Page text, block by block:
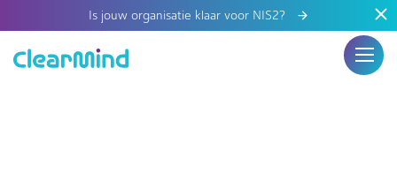
Is jouw organisatie klaar voor NIS2?